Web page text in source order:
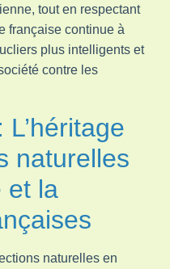
tout en respectant
française continue à
plus intelligents et
contre les
naturelles
et la
naturelles en